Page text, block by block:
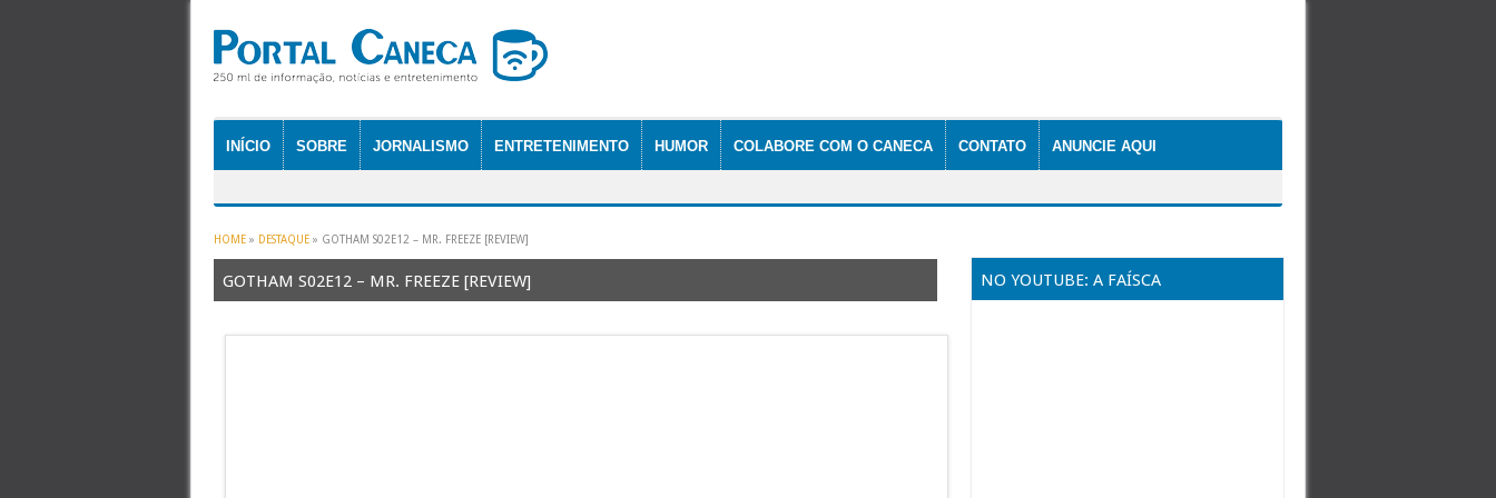
INÍCIO SOBRE JORNALISMO ENTRETENIMENTO HUMOR COLABORE COM O CANECA CONTATO ANUNCIE AQUI
HOME » DESTAQUE » GOTHAM S02E12 – MR. FREEZE [REVIEW]
GOTHAM S02E12 – MR. FREEZE [REVIEW] NO YOUTUBE: A FAÍSCA